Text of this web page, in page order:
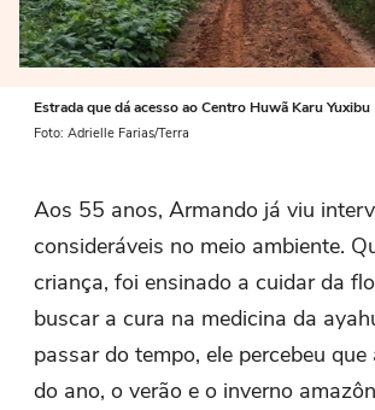
Estrada que dá acesso ao Centro Huwã Karu Yuxibu
Foto: Adrielle Farias/Terra
Aos 55 anos, Armando já viu
consideráveis no meio ambiente.
criança, foi ensinado a cuidar da
buscar a cura na medicina da
passar do tempo, ele percebeu que
do ano, o verão e o inverno